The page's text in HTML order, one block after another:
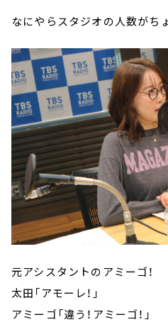
なにやらスタジオの人数がちょ
元アシスタントのアミーゴ！
太田「アモーレ！」
アミーゴ「違う！アミーゴ！」